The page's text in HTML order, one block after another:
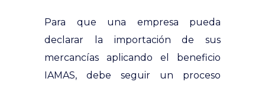
Para que una empresa pueda
declarar la importación de sus
mercancías aplicando el beneficio
IAMAS, debe seguir un proceso